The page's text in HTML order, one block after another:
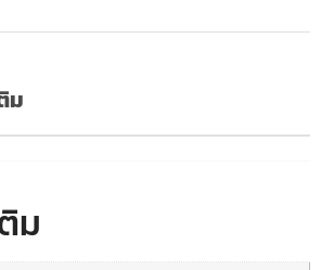
ม
ม